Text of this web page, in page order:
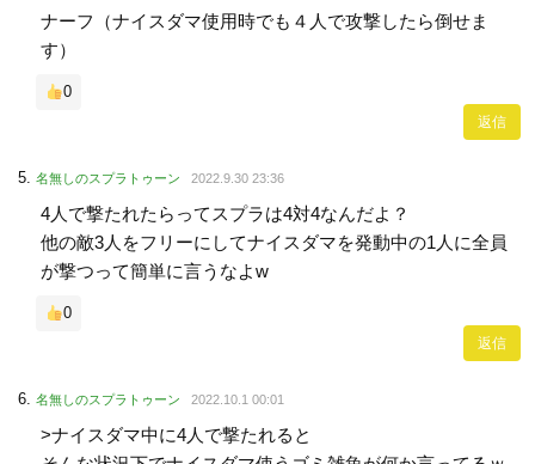
ナーフ（ナイスダマ使用時でも４人で攻撃したら倒せま
す）
0
返信
名無しのスプラトゥーン 2022.9.30 23:36
4人で撃たれたらってスプラは4対4なんだよ？
他の敵3人をフリーにしてナイスダマを発動中の1人に全員
が撃つって簡単に言うなよw
0
返信
名無しのスプラトゥーン 2022.10.1 00:01
>ナイスダマ中に4人で撃たれると